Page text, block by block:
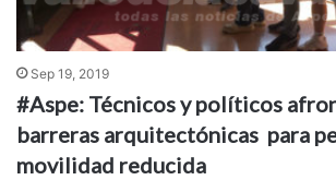
Sep 19, 2019
#Aspe: Técnicos y políticos
barreras arquitectónicas para
movilidad reducida